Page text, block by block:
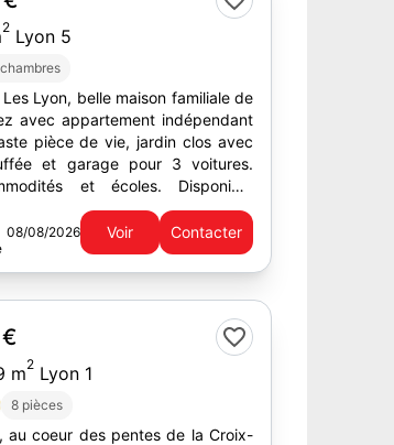
2 Lyon 5
Lyon, belle maison familiale de
avec appartement indépendant
pièce de vie, jardin clos avec
et garage pour 3 voitures.
et écoles. Disponible
08/08/2026 Voir Contacter
m2 Lyon 1
8 pièces
au coeur des pentes de la Croix-